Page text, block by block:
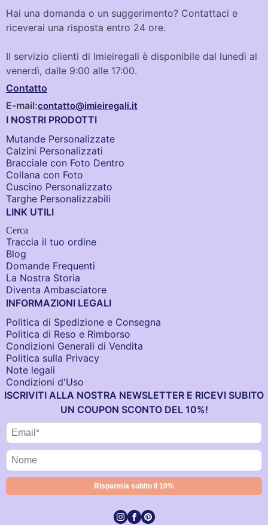
Hai una domanda o un suggerimento? Contattaci e
riceverai una risposta entro 24 ore.
Il servizio clienti di Imieiregali è disponibile dal lunedì al
venerdì, dalle 9:00 alle 17:00.
Contatto
E-mail:contatto@imieiregali.it
I NOSTRI PRODOTTI
Mutande Personalizzate
Calzini Personalizzati
Bracciale con Foto Dentro​
Collana con Foto
Cuscino Personalizzato
Targhe Personalizzabili
LINK UTILI
Cerca
Traccia il tuo ordine
Blog
Domande Frequenti
La Nostra Storia
Diventa Ambasciatore
INFORMAZIONI LEGALI
Politica di Spedizione e Consegna
Politica di Reso e Rimborso
Condizioni Generali di Vendita
Politica sulla Privacy
Note legali
Condizioni d'Uso
ISCRIVITI ALLA NOSTRA NEWSLETTER E RICEVI SUBITO
UN COUPON SCONTO DEL 10%!